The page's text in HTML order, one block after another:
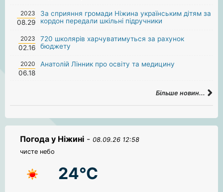
2023
08.29
За сприяння громади Ніжина українським дітям за
кордон передали шкільні підручники
2023
02.16
720 школярів харчуватимуться за рахунок
бюджету
2020
06.18
Анатолій Лінник про освіту та медицину
Більше новин...
Погода у Ніжині - 08.09.26 12:58
чисте небо
24°C